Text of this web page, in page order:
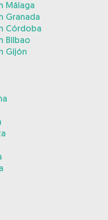
Málaga
Granada
Córdoba
Bilbao
Gijón